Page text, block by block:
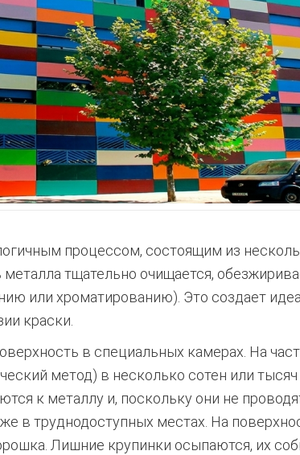
процессом, состоящим из
металла тщательно очищается,
или хроматированию). Это создает
краски.
в специальных камерах. На
метод) в несколько сотен или тысяч
к металлу и, поскольку они не
в труднодоступных местах. На
Лишние крупинки осыпаются, их